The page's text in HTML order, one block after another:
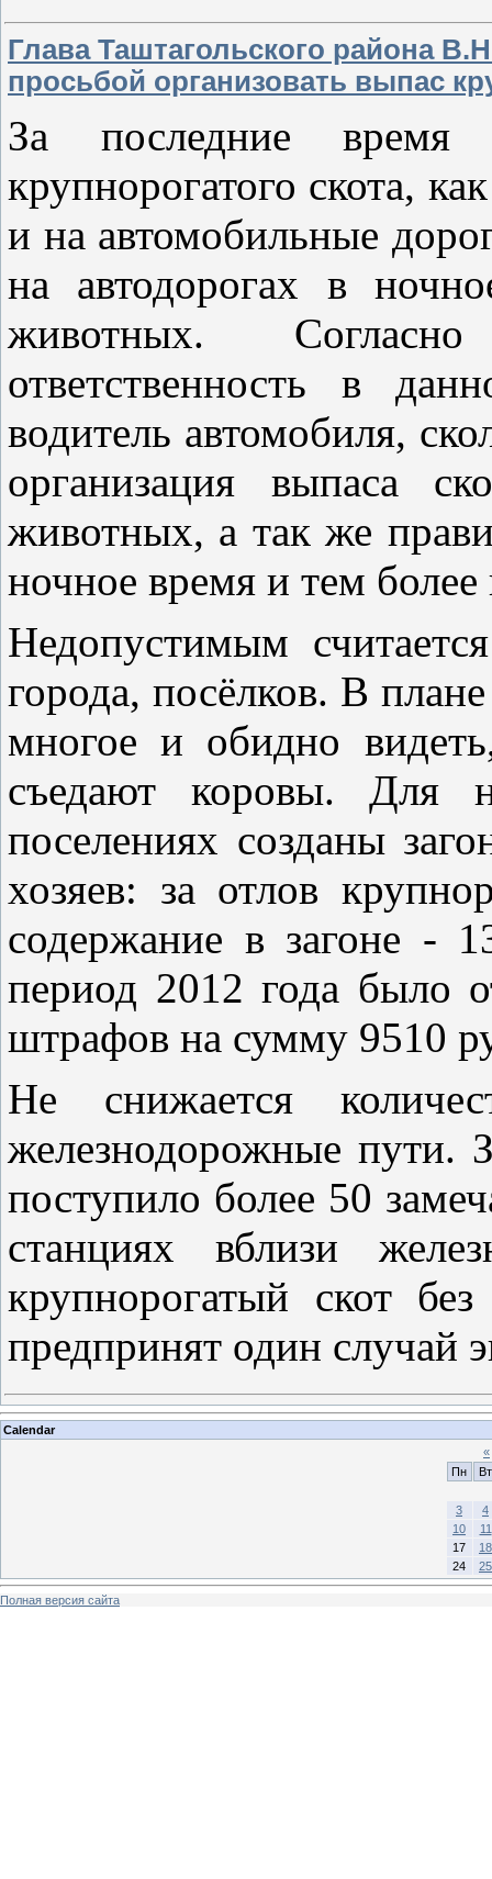
Глава Таштагольского района
просьбой организовать выпас
За последние время
крупнорогатого скота,
и на автомобильные
на автодорогах в
животных. Согласно
ответственность в
водитель автомобиля,
организация выпаса
животных, а так же
ночное время и тем более
Недопустимым
города, посёлков. В
многое и обидно
съедают коровы. Для
поселениях созданы
хозяев: за отлов
содержание в загоне -
период 2012 года было
штрафов на сумму 9510
Не снижается
железнодорожные пути.
поступило более 50
станциях вблизи
крупнорогатый скот
предпринят один случай
Calendar
«
Пн
Вт
3
4
10
11
17
18
24
25
Полная версия сайта